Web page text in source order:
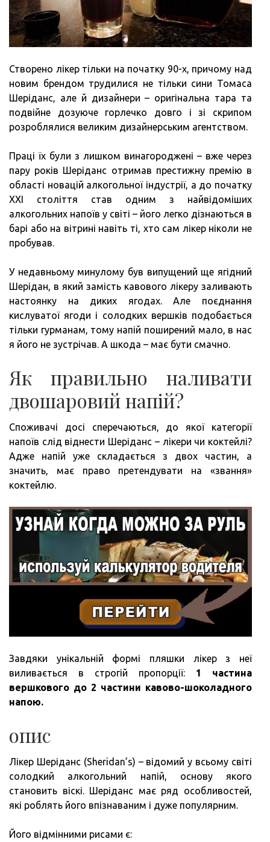
Створено лікер тільки на початку 90-х, причому над
новим брендом трудилися не тільки сини Томаса
Шеріданс, але й дизайнери – оригінальна тара та
подвійне дозуюче горлечко довго і зі скрипом
розроблялися великим дизайнерським агентством.
Праці їх були з лишком винагороджені – вже через
пару років Шеріданс отримав престижну премію в
області новацій алкогольної індустрії, а до початку
XXI століття став одним з найвідоміших
алкогольних напоїв у світі – його легко дізнаються в
барі або на вітрині навіть ті, хто сам лікер ніколи не
пробував.
У недавньому минулому був випущений ще ягідний
Шерідан, в який замість кавового лікеру заливають
настоянку на диких ягодах. Але поєднання
кислуватої ягоди і солодких вершків подобається
тільки гурманам, тому напій поширений мало, в нас
я його не зустрічав. А шкода – має бути смачно.
Як правильно наливати
двошаровий напій?
Споживачі досі сперечаються, до якої категорії
напоїв слід віднести Шеріданс – лікери чи коктейлі?
Адже напій уже складається з двох частин, а
значить, має право претендувати на «звання»
коктейлю.
Завдяки унікальній формі пляшки лікер з неї
виливається в строгій пропорції: 1 частина
вершкового до 2 частини кавово-шоколадного
напою.
опис
Лікер Шеріданс (Sheridan’s) – відомий у всьому світі
солодкий алкогольний напій, основу якого
становить віскі. Шеріданс має ряд особливостей,
які роблять його впізнаваним і дуже популярним.
Його відмінними рисами є: